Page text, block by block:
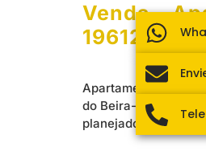
Venda –
1961215
Apartamento de 3
do Beira-Mar
planejados, oferece